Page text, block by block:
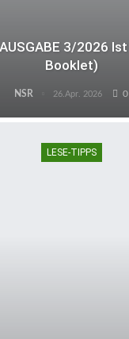
3/2026
Booklet)
NSR 26.Apr. 2026 0
LESE-TIPPS